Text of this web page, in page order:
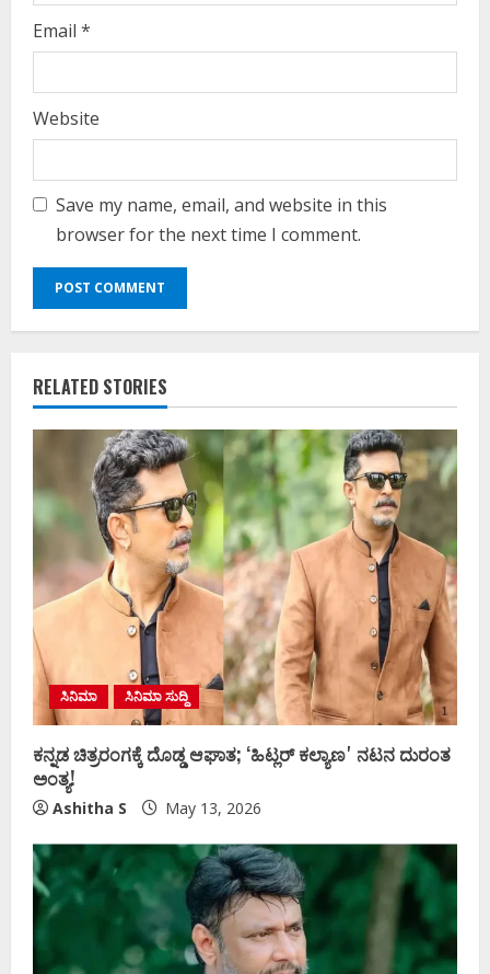
Email *
Website
Save my name, email, and website in this
browser for the next time I comment.
RELATED STORIES
ಸಿನಿಮಾ ಸಿನಿಮಾ ಸುದ್ದಿ
ಕನ್ನಡ ಚಿತ್ರರಂಗಕ್ಕೆ ದೊಡ್ಡ ಆಘಾತ; ʻಹಿಟ್ಲರ್ ಕಲ್ಯಾಣʼ ನಟನ ದುರಂತ
ಅಂತ್ಯ!
Ashitha S May 13, 2026